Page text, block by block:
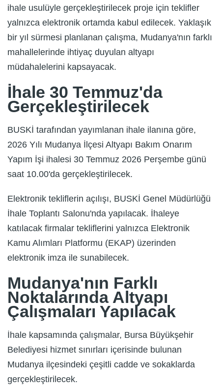
ihale usulüyle gerçekleştirilecek proje için teklifler
yalnızca elektronik ortamda kabul edilecek. Yaklaşık
bir yıl sürmesi planlanan çalışma, Mudanya'nın farklı
mahallelerinde ihtiyaç duyulan altyapı
müdahalelerini kapsayacak.
İhale 30 Temmuz'da
Gerçekleştirilecek
BUSKİ tarafından yayımlanan ihale ilanına göre,
2026 Yılı Mudanya İlçesi Altyapı Bakım Onarım
Yapım İşi ihalesi 30 Temmuz 2026 Perşembe günü
saat 10.00'da gerçekleştirilecek.
Elektronik tekliflerin açılışı, BUSKİ Genel Müdürlüğü
İhale Toplantı Salonu'nda yapılacak. İhaleye
katılacak firmalar tekliflerini yalnızca Elektronik
Kamu Alımları Platformu (EKAP) üzerinden
elektronik imza ile sunabilecek.
Mudanya'nın Farklı
Noktalarında Altyapı
Çalışmaları Yapılacak
İhale kapsamında çalışmalar, Bursa Büyükşehir
Belediyesi hizmet sınırları içerisinde bulunan
Mudanya ilçesindeki çeşitli cadde ve sokaklarda
gerçekleştirilecek.